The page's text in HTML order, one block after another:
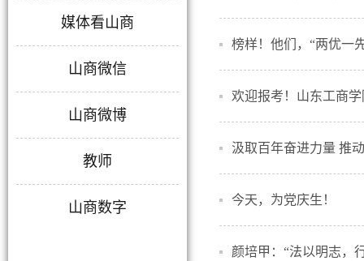
媒体看山商
山商微信
山商微博
教师
山商数字
榜样！他们，“两优一
欢迎报考！山东工商
汲取百年奋进力量 推
今天，为党庆生！
颜培甲：“法以明志，